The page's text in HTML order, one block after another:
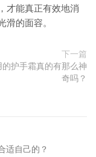
才能真正有效地消
滑的面容。
下一篇
的护手霜真的有那么神
奇吗？
适自己的？